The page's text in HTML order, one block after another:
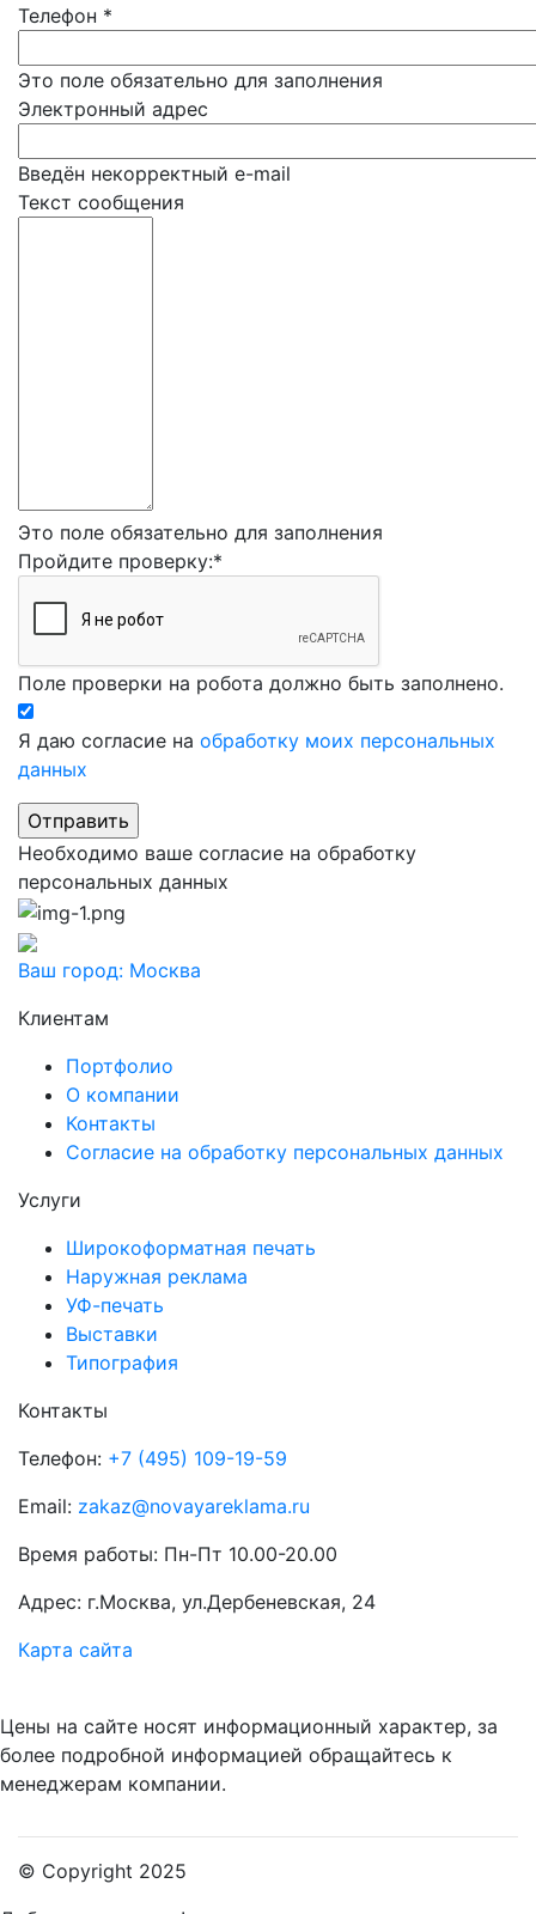
Телефон *
Это поле обязательно для заполнения
Электронный адрес
Введён некорректный e-mail
Текст сообщения
Это поле обязательно для заполнения
Пройдите проверку:*
Поле проверки на робота должно быть заполнено.
Я даю согласие на обработку моих персональных
данных
Необходимо ваше согласие на обработку
персональных данных
Ваш город: Москва
Клиентам
Портфолио
О компании
Контакты
Согласие на обработку персональных данных
Услуги
Широкоформатная печать
Наружная реклама
УФ-печать
Выставки
Типография
Контакты
Телефон: +7 (495) 109-19-59
Email: zakaz@novayareklama.ru
Время работы: Пн-Пт 10.00-20.00
Адрес: г.Москва, ул.Дербеневская, 24
Карта сайта
Цены на сайте носят информационный характер, за
более подробной информацией обращайтесь к
менеджерам компании.
© Copyright 2025